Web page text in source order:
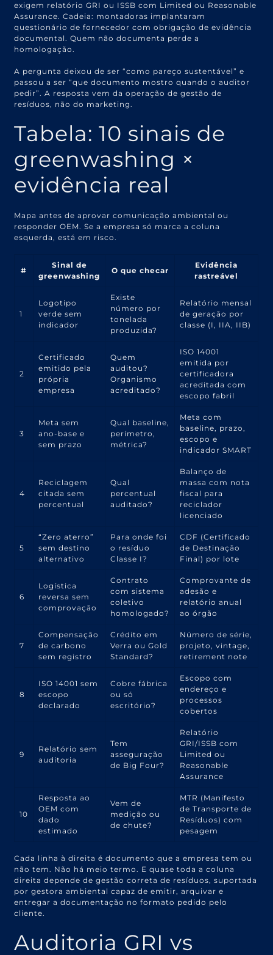
exigem relatório GRI ou ISSB com Limited ou Reasonable
Assurance. Cadeia: montadoras implantaram
questionário de fornecedor com obrigação de evidência
documental. Quem não documenta perde a
homologação.
A pergunta deixou de ser “como pareço sustentável” e
passou a ser “que documento mostro quando o auditor
pedir”. A resposta vem da operação de gestão de
resíduos, não do marketing.
Tabela: 10 sinais de
greenwashing ×
evidência real
Mapa antes de aprovar comunicação ambiental ou
responder OEM. Se a empresa só marca a coluna
esquerda, está em risco.
#
Sinal de
greenwashing
O que checar
Evidência
rastreável
1
Logotipo
verde sem
indicador
Existe
número por
tonelada
produzida?
Relatório mensal
de geração por
classe (I, IIA, IIB)
2
Certificado
emitido pela
própria
empresa
Quem
auditou?
Organismo
acreditado?
ISO 14001
emitida por
certificadora
acreditada com
escopo fabril
3
Meta sem
ano-base e
sem prazo
Qual baseline,
perímetro,
métrica?
Meta com
baseline, prazo,
escopo e
indicador SMART
4
Reciclagem
citada sem
percentual
Qual
percentual
auditado?
Balanço de
massa com nota
fiscal para
reciclador
licenciado
5
“Zero aterro”
sem destino
alternativo
Para onde foi
o resíduo
Classe I?
CDF (Certificado
de Destinação
Final) por lote
6
Logística
reversa sem
comprovação
Contrato
com sistema
coletivo
homologado?
Comprovante de
adesão e
relatório anual
ao órgão
7
Compensação
de carbono
sem registro
Crédito em
Verra ou Gold
Standard?
Número de série,
projeto, vintage,
retirement note
8
ISO 14001 sem
escopo
declarado
Cobre fábrica
ou só
escritório?
Escopo com
endereço e
processos
cobertos
9
Relatório sem
auditoria
Tem
asseguração
de Big Four?
Relatório
GRI/ISSB com
Limited ou
Reasonable
Assurance
10
Resposta ao
OEM com
dado
estimado
Vem de
medição ou
de chute?
MTR (Manifesto
de Transporte de
Resíduos) com
pesagem
Cada linha à direita é documento que a empresa tem ou
não tem. Não há meio termo. E quase toda a coluna
direita depende de gestão correta de resíduos, suportada
por gestora ambiental capaz de emitir, arquivar e
entregar a documentação no formato pedido pelo
cliente.
Auditoria GRI vs